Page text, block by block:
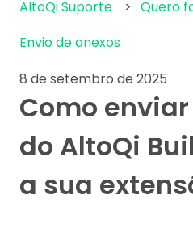
AltoQi Suporte
Quero
Envio de anexos
8 de setembro de 2025
Como
do AltoQi
a sua